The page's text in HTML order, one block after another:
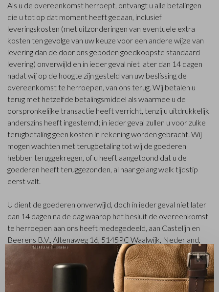
Als u de overeenkomst herroept, ontvangt u alle betalingen
die u tot op dat moment heeft gedaan, inclusief
leveringskosten (met uitzonderingen van eventuele extra
kosten ten gevolge van uw keuze voor een andere wijze van
levering dan de door ons geboden goedkoopste standaard
levering) onverwijld en in ieder geval niet later dan 14 dagen
nadat wij op de hoogte zijn gesteld van uw beslissing de
overeenkomst te herroepen, van ons terug. Wij betalen u
terug met hetzelfde betalingsmiddel als waarmee u de
oorspronkelijke transactie heeft verricht, tenzij u uitdrukkelijk
anderszins heeft ingestemd; in ieder geval zullen u voor zulke
terugbetaling geen kosten in rekening worden gebracht. Wij
mogen wachten met terugbetaling tot wij de goederen
hebben teruggekregen, of u heeft aangetoond dat u de
goederen heeft teruggezonden, al naar gelang welk tijdstip
eerst valt.
U dient de goederen onverwijld, doch in ieder geval niet later
dan 14 dagen na de dag waarop het besluit de overeenkomst
te herroepen aan ons heeft medegedeeld, aan Castelijn en
Beerens B.V., Altenaweg 16, 5145PC Waalwijk, Nederland,
terug te zenden of te overhandigen. U bent op tijd als u de
goederen terugstuurt voordat de termijn van 14 dagen is
✕